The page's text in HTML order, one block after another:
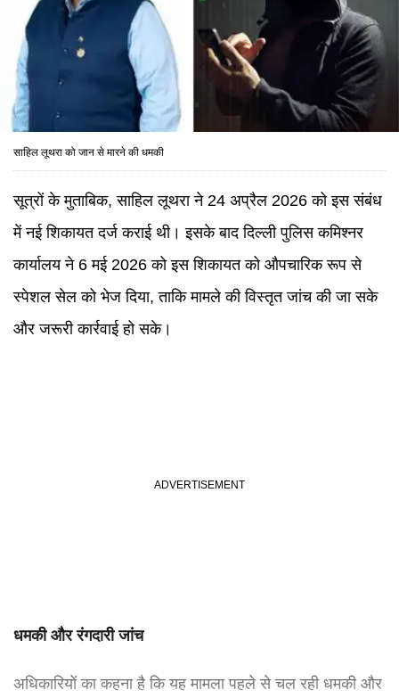
साहिल लूथरा को जान से मारने की धमकी
सूत्रों के मुताबिक, साहिल लूथरा ने 24 अप्रैल 2026 को इस संबंध
में नई शिकायत दर्ज कराई थी। इसके बाद दिल्ली पुलिस कमिश्नर
कार्यालय ने 6 मई 2026 को इस शिकायत को औपचारिक रूप से
स्पेशल सेल को भेज दिया, ताकि मामले की विस्तृत जांच की जा सके
और जरूरी कार्रवाई हो सके।
धमकी और रंगदारी जांच
अधिकारियों का कहना है कि यह मामला पहले से चल रही धमकी और